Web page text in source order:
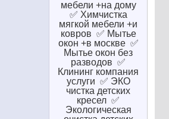
мебели +на дому
✅ Химчистка
мягкой мебели +и
ковров ✅ Мытье
окон +в москве ✅
Мытье окон без
разводов ✅
Клининг компания
услуги ✅ ЭКО
чистка детских
кресел ✅
Экологическая